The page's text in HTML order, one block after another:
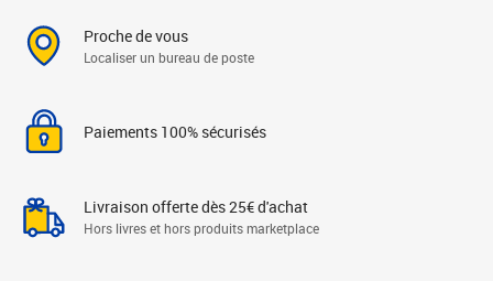
Proche de vous
Localiser un bureau de poste
Paiements 100% sécurisés
Livraison offerte dès 25€ d'achat
Hors livres et hors produits marketplace